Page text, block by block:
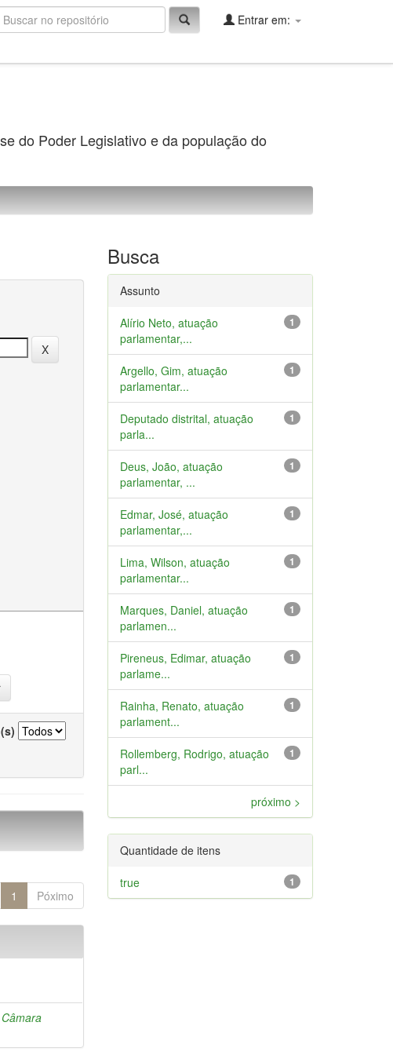
Entrar em:
do Poder Legislativo e da população do
1 Póximo
Busca
Assunto
1
Alírio Neto, atuação
parlamentar,...
1
Argello, Gim, atuação
parlamentar...
1
Deputado distrital, atuação
parla...
1
Deus, João, atuação
parlamentar, ...
1
Edmar, José, atuação
parlamentar,...
1
Lima, Wilson, atuação
parlamentar...
1
Marques, Daniel, atuação
parlamen...
1
Pireneus, Edimar, atuação
parlame...
1
Rainha, Renato, atuação
parlament...
1
Rollemberg, Rodrigo, atuação
parl...
próximo >
Quantidade de itens
1
true